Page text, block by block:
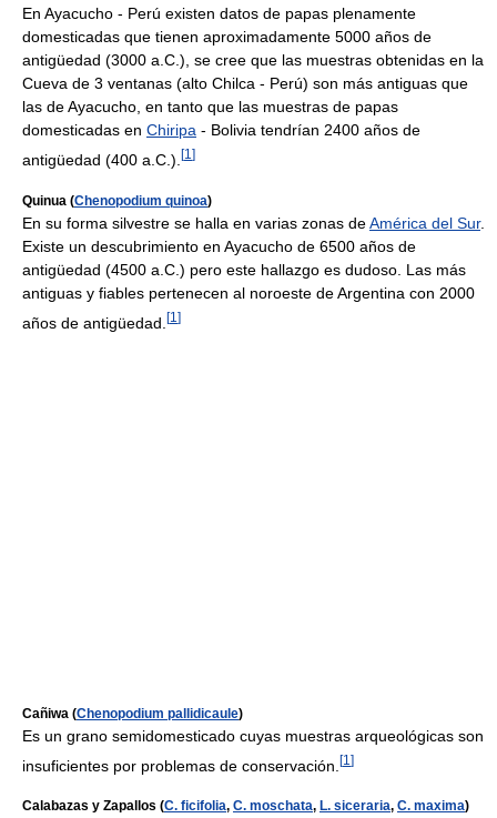
En Ayacucho - Perú existen datos de papas plenamente
domesticadas que tienen aproximadamente 5000 años de
antigüedad (3000 a.C.), se cree que las muestras obtenidas en la
Cueva de 3 ventanas (alto Chilca - Perú) son más antiguas que
las de Ayacucho, en tanto que las muestras de papas
domesticadas en Chiripa - Bolivia tendrían 2400 años de
antigüedad (400 a.C.). [1 ]
Quinua (Chenopodium quinoa)
En su forma silvestre se halla en varias zonas deAmérica del Sur.
Existe un descubrimiento en Ayacucho de 6500 años de
antigüedad (4500 a.C.) pero este hallazgo es dudoso. Las más
antiguas y fiables pertenecen al noroeste de Argentina con 2000
años de antigüedad. [1 ]
Cañiwa (Chenopodium pallidicaule)
Es un grano semidomesticado cuyas muestras arqueológicas son
insuficientes por problemas de conservación. [1 ]
Calabazas y Zapallos (C. ficifolia, C. moschata, L. siceraria, C. maxima)